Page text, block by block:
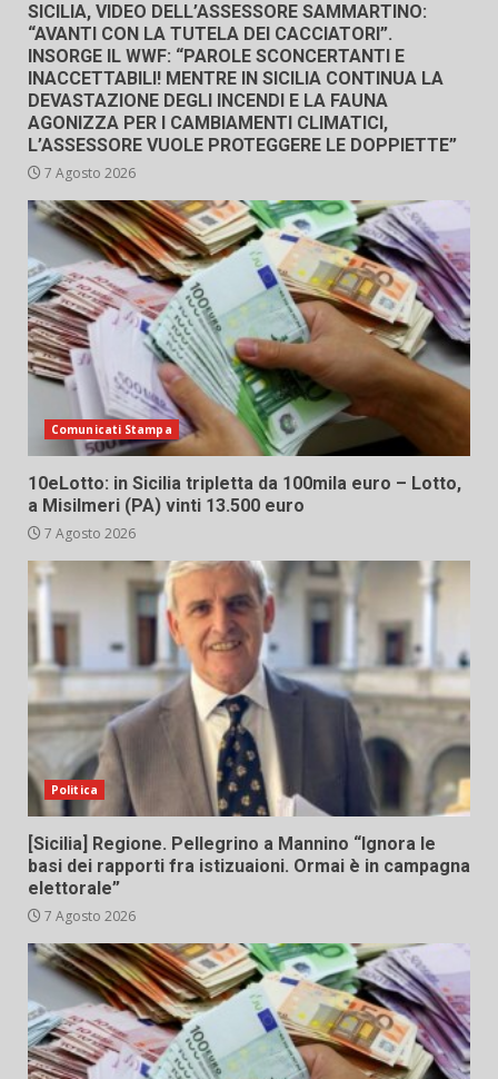
SICILIA, VIDEO DELL’ASSESSORE SAMMARTINO:
“AVANTI CON LA TUTELA DEI CACCIATORI”.
INSORGE IL WWF: “PAROLE SCONCERTANTI E
INACCETTABILI! MENTRE IN SICILIA CONTINUA LA
DEVASTAZIONE DEGLI INCENDI E LA FAUNA
AGONIZZA PER I CAMBIAMENTI CLIMATICI,
L’ASSESSORE VUOLE PROTEGGERE LE DOPPIETTE”
7 Agosto 2026
Comunicati Stampa
10eLotto: in Sicilia tripletta da 100mila euro – Lotto,
a Misilmeri (PA) vinti 13.500 euro
7 Agosto 2026
Politica
[Sicilia] Regione. Pellegrino a Mannino “Ignora le
basi dei rapporti fra istizuaioni. Ormai è in campagna
elettorale”
7 Agosto 2026